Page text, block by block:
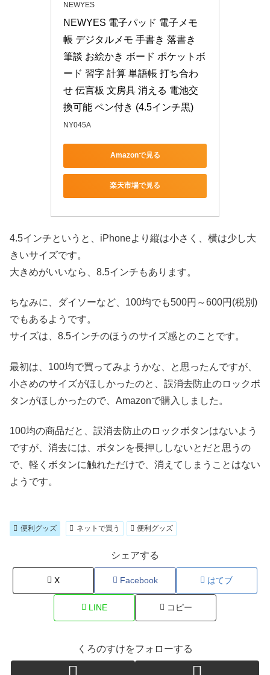
NEWYES
NEWYES 電子パッド 電子メモ
帳 デジタルメモ 手書き 落書き
筆談 お絵かき ボード ポケットボ
ード 習字 計算 単語帳 打ち合わ
せ 伝言板 文房具 消える 電池交
換可能 ペン付き (4.5インチ黒)
NY045A
Amazonで見る
楽天市場で見る
4.5インチというと、iPhoneより縦は小さく、横は少し大
きいサイズです。
大きめがいいなら、8.5インチもあります。
ちなみに、ダイソーなど、100均でも500円～600円(税別)
でもあるようです。
サイズは、8.5インチのほうのサイズ感とのことです。
最初は、100均で買ってみようかな、と思ったんですが、
小さめのサイズがほしかったのと、誤消去防止のロックボ
タンがほしかったので、Amazonで購入しました。
100均の商品だと、誤消去防止のロックボタンはないよう
ですが、消去には、ボタンを長押ししないとだと思うの
で、軽くボタンに触れただけで、消えてしまうことはない
ようです。
便利グッズ ネットで買う 便利グッズ
シェアする
X Facebook はてブ
LINE コピー
くろのすけをフォローする